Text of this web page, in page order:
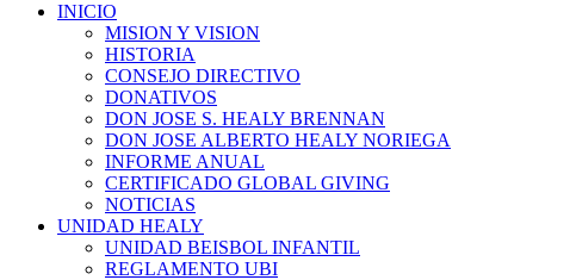
INICIO
MISION Y VISION
HISTORIA
CONSEJO DIRECTIVO
DONATIVOS
DON JOSE S. HEALY BRENNAN
DON JOSE ALBERTO HEALY NORIEGA
INFORME ANUAL
CERTIFICADO GLOBAL GIVING
NOTICIAS
UNIDAD HEALY
UNIDAD BEISBOL INFANTIL
REGLAMENTO UBI